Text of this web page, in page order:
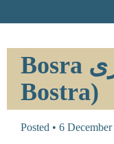
Bosra بصرى (ancient
Bostra)
Posted • 6 December